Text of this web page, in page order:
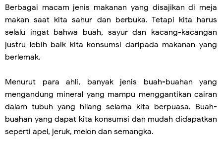
Berbagai macam jenis makanan yang disajikan di meja
makan saat kita sahur dan berbuka. Tetapi kita harus
selalu ingat bahwa buah, sayur dan kacang-kacangan
justru lebih baik kita konsumsi daripada makanan yang
berlemak.
Menurut para ahli, banyak jenis buah-buahan yang
mengandung mineral yang mampu menggantikan cairan
dalam tubuh yang hilang selama kita berpuasa. Buah-
buahan yang dapat kita konsumsi dan mudah didapatkan
seperti apel, jeruk, melon dan semangka.